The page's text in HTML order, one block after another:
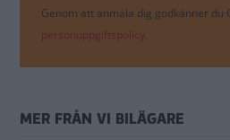
Genom att anmäla dig godkänner du
personuppgiftspolicy.
MER FRÅN VI BILÄGARE